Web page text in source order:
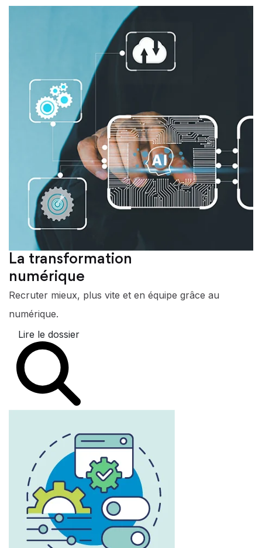
La transformation
numérique
Recruter mieux, plus vite et en équipe grâce au
numérique.
Lire le dossier